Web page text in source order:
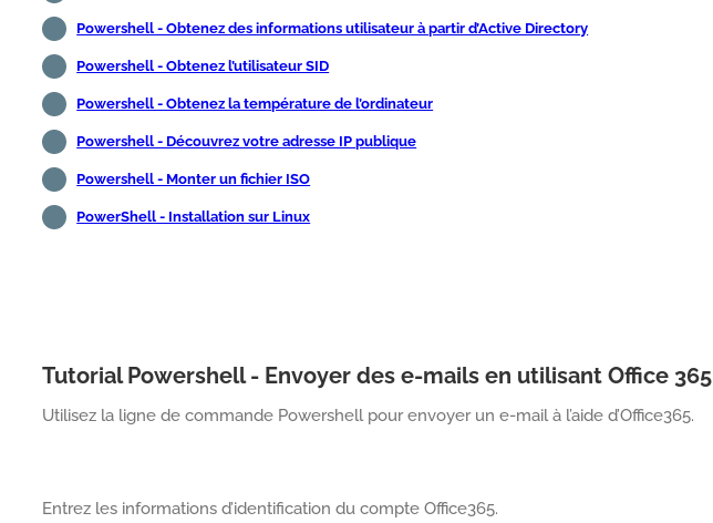
Powershell - Obtenez des informations utilisateur à partir d’Active Directory
Powershell - Obtenez l’utilisateur SID
Powershell - Obtenez la température de l’ordinateur
Powershell - Découvrez votre adresse IP publique
Powershell - Monter un fichier ISO
PowerShell - Installation sur Linux
Tutorial Powershell - Envoyer des e-mails en utilisant Office 365
Utilisez la ligne de commande Powershell pour envoyer un e-mail à l’aide d’Office365.
Entrez les informations d’identification du compte Office365.